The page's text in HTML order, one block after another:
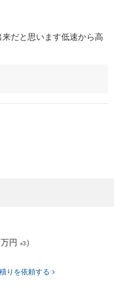
だと思います低速から高
円 ※3）
りを依頼する